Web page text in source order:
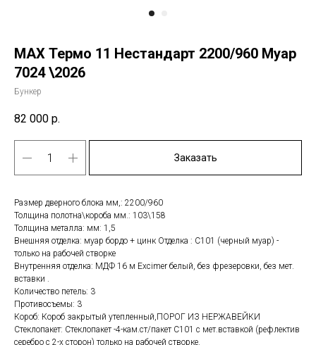
MAX Термо 11 Нестандарт 2200/960 Муар
7024 \2026
Бункер
82 000 р.
Заказать
Размер дверного блока мм,: 2200/960
Толщина полотна\короба мм.: 103\158
Толщина металла: мм: 1,5
Внешняя отделка: муар бордо + цинк Отделка : С101 (черный муар) -
только на рабочей створке
Внутренняя отделка: МДФ 16 м Еxcimer белый, без фрезеровки, без мет.
вставки .
Количество петель: 3
Противосъемы: 3
Короб: Короб закрытый утепленный,ПОРОГ ИЗ НЕРЖАВЕЙКИ
Стеклопакет: Стеклопакет -4-кам.ст/пакет С101 с мет.вставкой (рефлектив
серебро с 2-х сторон) только на рабочей створке.